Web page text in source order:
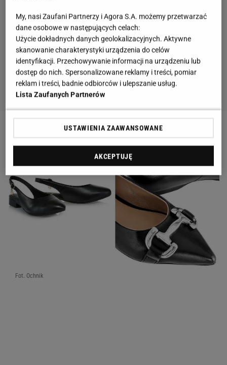
Fot. Ochnik
My, nasi Zaufani Partnerzy i Agora S.A. możemy przetwarzać
dane osobowe w następujących celach:
Użycie dokładnych danych geolokalizacyjnych. Aktywne
skanowanie charakterystyki urządzenia do celów
identyfikacji. Przechowywanie informacji na urządzeniu lub
dostęp do nich. Spersonalizowane reklamy i treści, pomiar
reklam i treści, badnie odbiorców i ulepszanie usług.
Lista Zaufanych Partnerów
USTAWIENIA ZAAWANSOWANE
AKCEPTUJĘ